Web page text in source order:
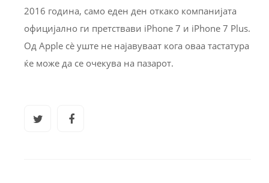
2016 година, само еден ден откако компанијата
официјално ги претствави iPhone 7 и iPhone 7 Plus.
Од Apple сè уште не најавуваат кога оваа тастатура
ќе може да се очекува на пазарот.